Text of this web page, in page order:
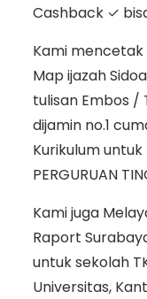
Cashback ✓
Kami
Map ijazah
tulisan Embos
dijamin no.1
Kurikulum untuk
PERGURUAN
Kami juga
Raport
untuk sekolah
Universitas,